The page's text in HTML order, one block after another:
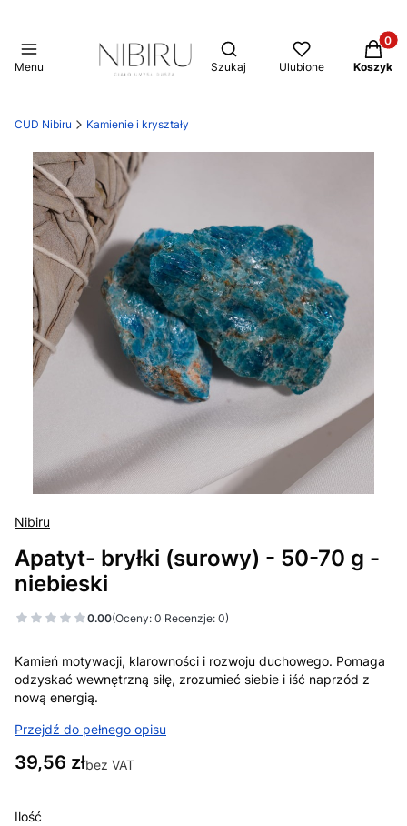
Menu
Otwórz wyszukiwarkę
Szukaj Ulubione Koszyk
CUD Nibiru Kamienie i kryształy
Nibiru
Apatyt- bryłki (surowy) - 50-70 g -
niebieski
0.00(Oceny: 0 Recenzje: 0)
Kamień motywacji, klarowności i rozwoju duchowego. Pomaga
odzyskać wewnętrzną siłę, zrozumieć siebie i iść naprzód z
nową energią.
Przejdź do pełnego opisu
Cena
39,56 złbez VAT
Ilość